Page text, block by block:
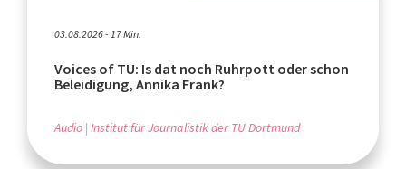
03.08.2026 - 17 Min.
Voices of TU: Is dat noch Ruhrpott oder schon
Beleidigung, Annika Frank?
Audio Institut für Journalistik der TU Dortmund